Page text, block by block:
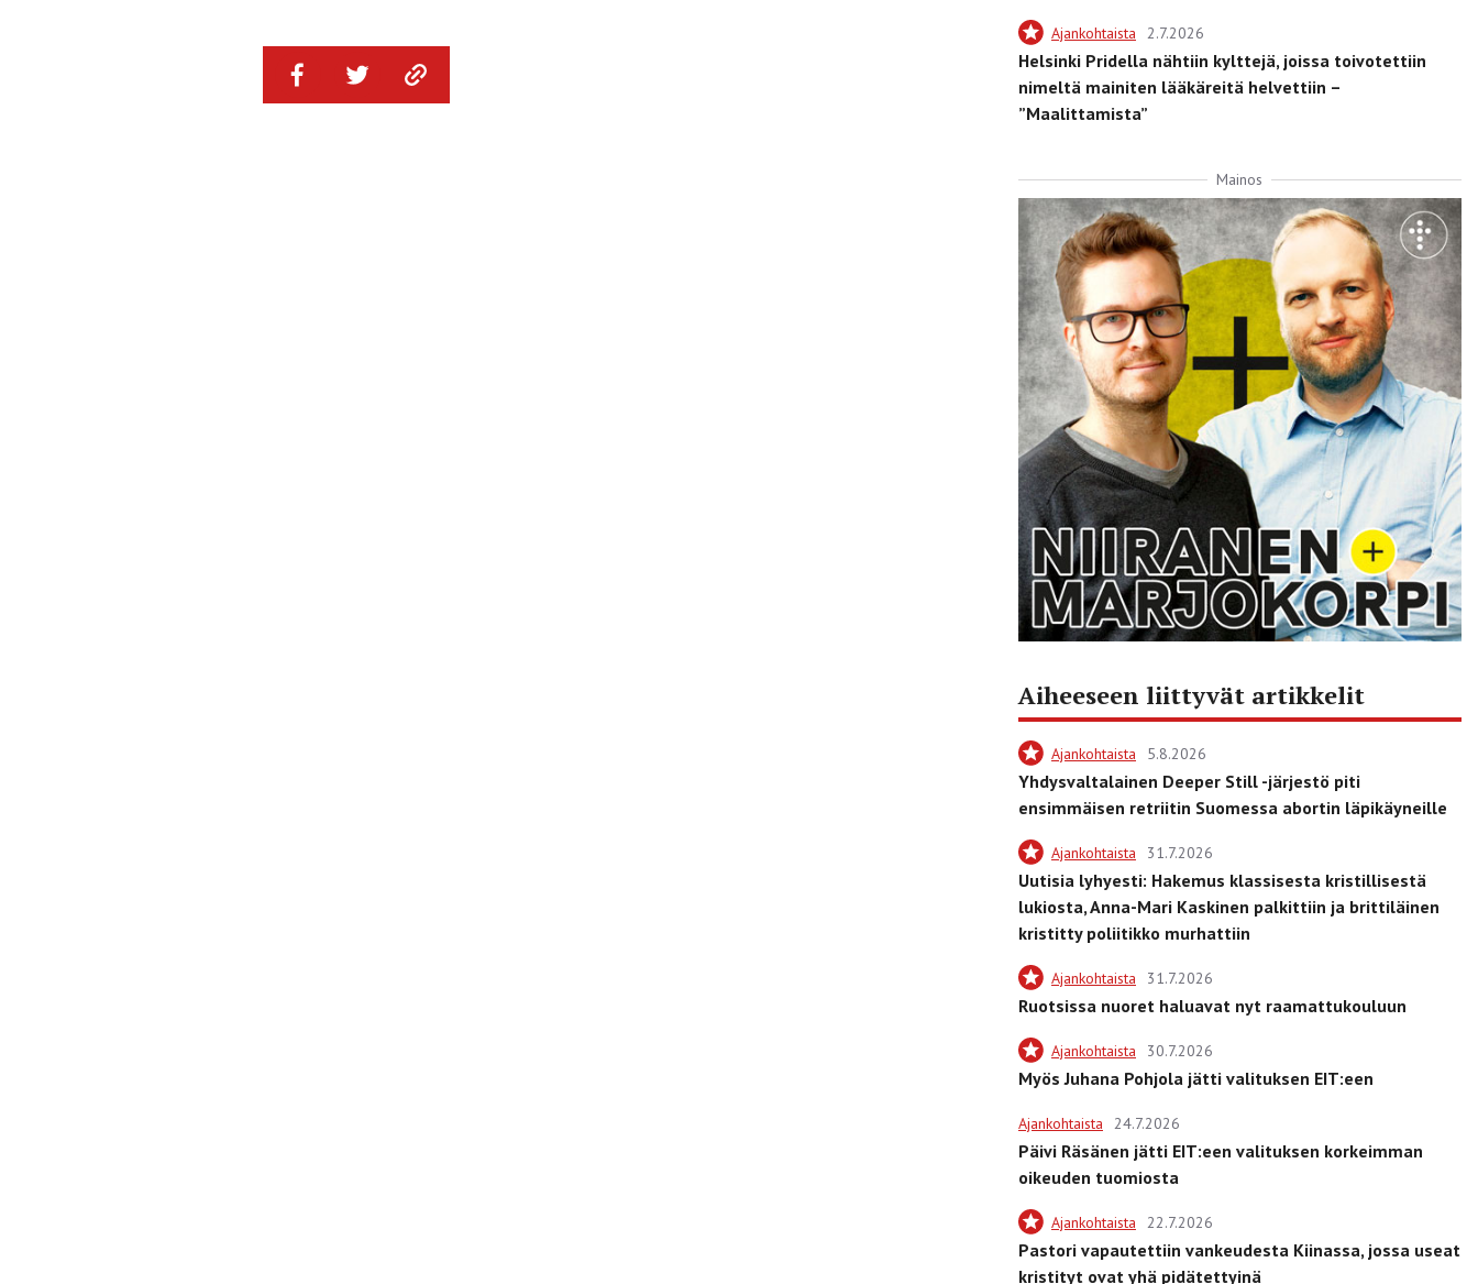
Ajankohtaista 2.7.2026
Helsinki Pridella nähtiin kylttejä, joissa toivotettiin
nimeltä mainiten lääkäreitä helvettiin –
”Maalittamista”
Mainos
Aiheeseen liittyvät artikkelit
Ajankohtaista 5.8.2026
Yhdysvaltalainen Deeper Still -järjestö piti
ensimmäisen retriitin Suomessa abortin läpikäyneille
Ajankohtaista 31.7.2026
Uutisia lyhyesti: Hakemus klassisesta kristillisestä
lukiosta, Anna-Mari Kaskinen palkittiin ja brittiläinen
kristitty poliitikko murhattiin
Ajankohtaista 31.7.2026
Ruotsissa nuoret haluavat nyt raamattukouluun
Ajankohtaista 30.7.2026
Myös Juhana Pohjola jätti valituksen EIT:een
Ajankohtaista 24.7.2026
Päivi Räsänen jätti EIT:een valituksen korkeimman
oikeuden tuomiosta
Ajankohtaista 22.7.2026
Pastori vapautettiin vankeudesta Kiinassa, jossa useat
kristityt ovat yhä pidätettyinä